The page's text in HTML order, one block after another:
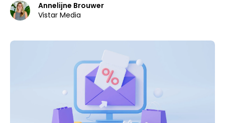
Annelijne Brouwer
Vistar Media